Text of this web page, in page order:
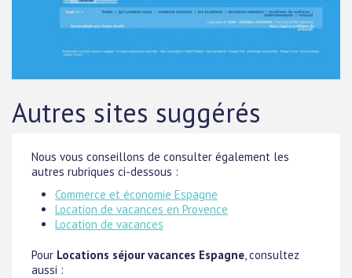
Autres sites suggérés
Nous vous conseillons de consulter également les
autres rubriques ci-dessous :
Commerce et économie Espagne
Location de vacances en Provence
Location de vacances
Pour Locations séjour vacances Espagne, consultez
aussi :